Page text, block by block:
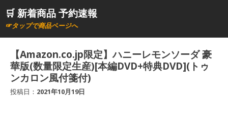
ン🛒 新着商品 予約速報
☞タップで商品ページへ
【Amazon.co.jp限定】ハニーレモンソーダ 豪
華版(数量限定生産)[本編DVD+特典DVD](トゥ
ンカロン風付箋付)
投稿日： 2021年10月19日